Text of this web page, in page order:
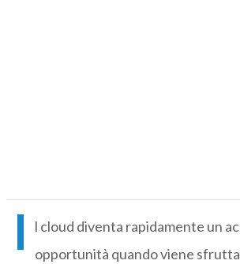
I
l cloud diventa rapidamente un
opportunità quando viene